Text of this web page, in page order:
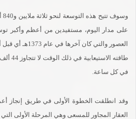
على مدار اليوم، مستفيدين من أعظم وأكبر
العصور والتي كان
في كل ساعة.
وقد انطلقت الخطوة الأولى في طريق إنجاز
العقار المجاور للمسعى وهي المرحلة الأولى التي